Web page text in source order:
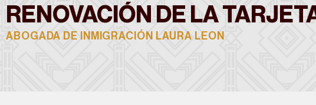
RENOVACIÓN DE LA
ABOGADA DE INMIGRACIÓN LAURA LEON